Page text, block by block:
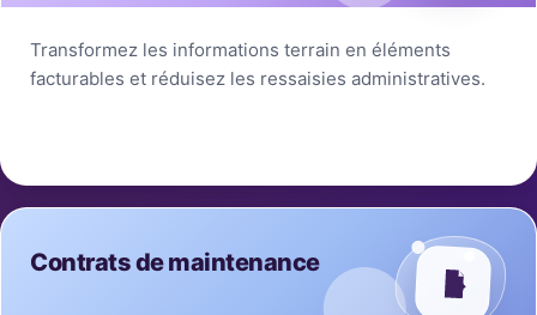
Transformez les informations terrain en éléments
facturables et réduisez les ressaisies administratives.
Contrats de maintenance